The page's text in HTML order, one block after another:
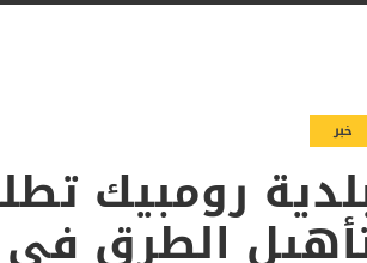
خبر
رومبيك
الطرق